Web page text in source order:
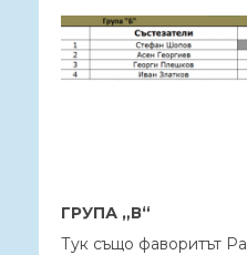
ГРУПА „В“
Тук също фаворитът